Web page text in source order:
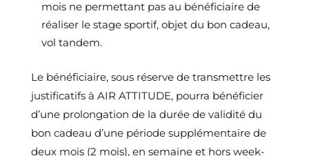
mois ne permettant pas au bénéficiaire de
réaliser le stage sportif, objet du bon cadeau,
vol tandem.
Le bénéficiaire, sous réserve de transmettre les
justificatifs à AIR ATTITUDE, pourra bénéficier
d’une prolongation de la durée de validité du
bon cadeau d’une période supplémentaire de
deux mois (2 mois), en semaine et hors week-